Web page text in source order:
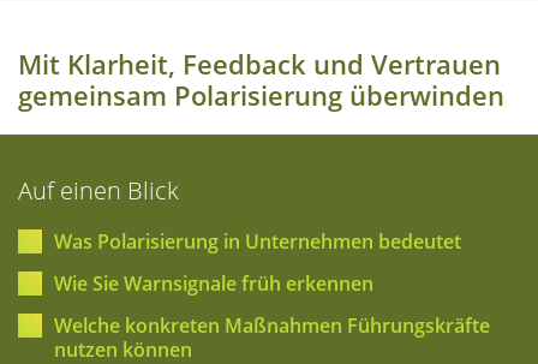
Mit Klar­heit, Feed­back und Ver­trau­en
gemein­sam Pola­ri­sie­rung überwinden
Auf einen Blick
Was Pola­ri­sie­rung in Unter­neh­men bedeutet
Wie Sie Warn­si­gna­le früh erkennen
Wel­che kon­kre­ten Maß­nah­men Füh­rungs­kräf­te
nut­zen können